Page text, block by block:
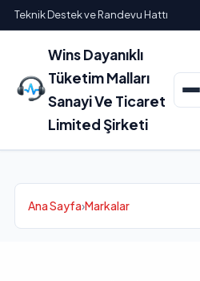
Teknik Destek ve Randevu Hattı
Wins Dayanıklı
Tüketim Malları
Sanayi Ve Ticaret
Limited Şirketi
Ana Sayfa›Markalar